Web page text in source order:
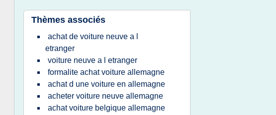
Thèmes associés
achat de voiture neuve a l
etranger
voiture neuve a l etranger
formalite achat voiture allemagne
achat d une voiture en allemagne
acheter voiture neuve allemagne
achat voiture belgique allemagne